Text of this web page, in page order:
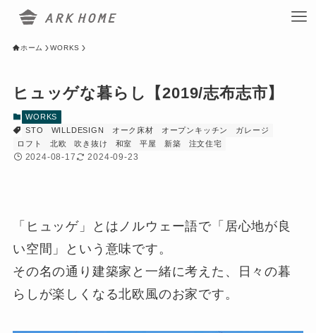
ホーム WORKS
ヒュッゲな暮らし【2019/志布志市】
WORKS
STO
WILLDESIGN オーク床材 オープンキッチン
ガレージ
ロフト
北欧 吹き抜け 和室 平屋 新築 注文住宅
2024-08-17 2024-09-23
「ヒュッゲ」とはノルウェー語で「居心地が良
い空間」という意味です。
その名の通り建築家と一緒に考えた、日々の暮
らしが楽しくなる北欧風のお家です。